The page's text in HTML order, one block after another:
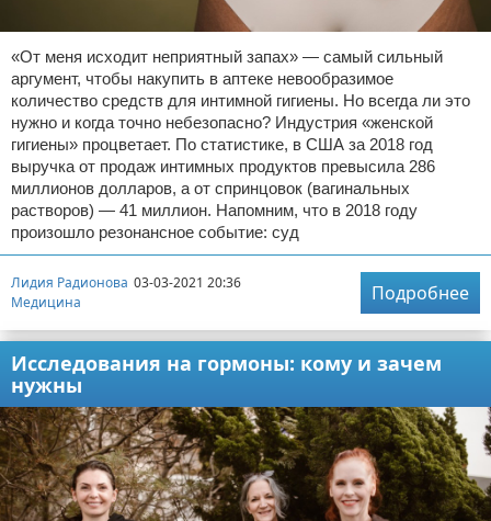
«От меня исходит неприятный запах» — самый сильный
аргумент, чтобы накупить в аптеке невообразимое
количество средств для интимной гигиены. Но всегда ли это
нужно и когда точно небезопасно? Индустрия «женской
гигиены» процветает. По статистике, в США за 2018 год
выручка от продаж интимных продуктов превысила 286
миллионов долларов, а от спринцовок (вагинальных
растворов) — 41 миллион. Напомним, что в 2018 году
произошло резонансное событие: суд
Лидия Радионова 03-03-2021 20:36
Медицина
Подробнее
Исследования на гормоны: кому и зачем
нужны